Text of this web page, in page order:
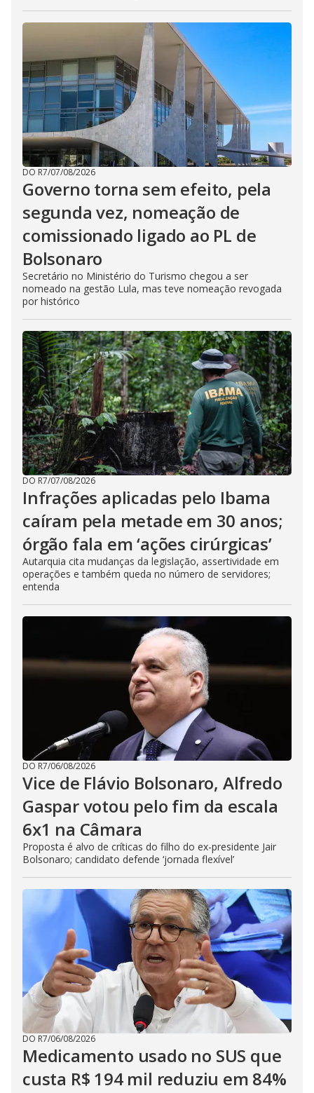
DO R7/07/08/2026
Governo torna sem efeito, pela
segunda vez, nomeação de
comissionado ligado ao PL de
Bolsonaro
Secretário no Ministério do Turismo chegou a ser
nomeado na gestão Lula, mas teve nomeação revogada
por histórico
DO R7/07/08/2026
Infrações aplicadas pelo Ibama
caíram pela metade em 30 anos;
órgão fala em ‘ações cirúrgicas’
Autarquia cita mudanças da legislação, assertividade em
operações e também queda no número de servidores;
entenda
DO R7/06/08/2026
Vice de Flávio Bolsonaro, Alfredo
Gaspar votou pelo fim da escala
6x1 na Câmara
Proposta é alvo de críticas do filho do ex-presidente Jair
Bolsonaro; candidato defende ‘jornada flexível’
DO R7/06/08/2026
Medicamento usado no SUS que
custa R$ 194 mil reduziu em 84%